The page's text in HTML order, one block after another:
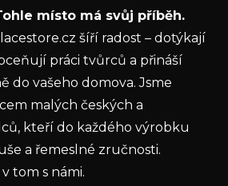
ý
i
s
u
údajůmísto má svůj příběh.
šíří radost – dotýkají
práci tvůrců a přináší
do vašeho domova. Jsme
malých českých a
kteří do každého výrobku
a řemeslné zručnosti.
tom s námi.